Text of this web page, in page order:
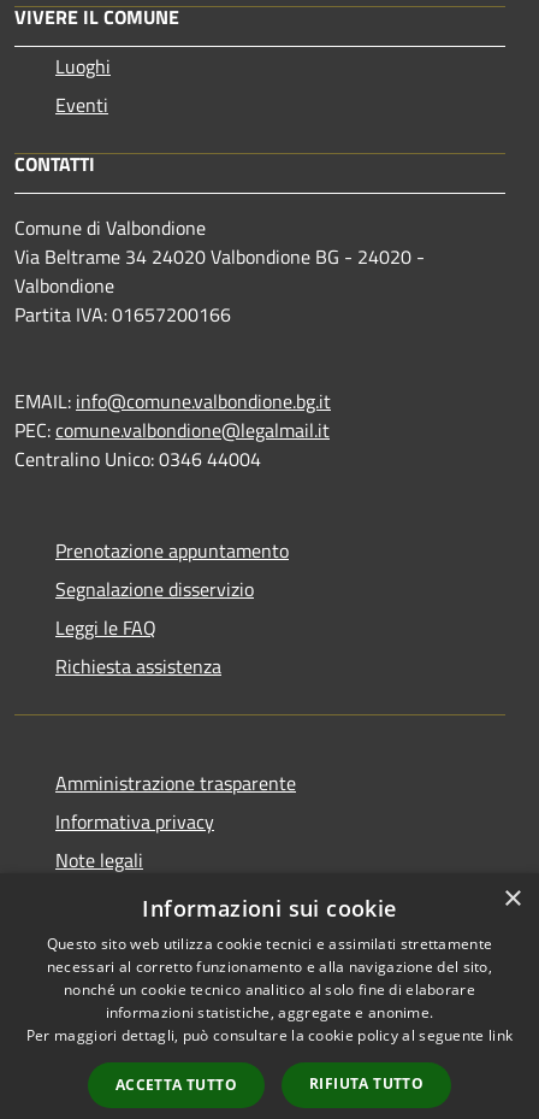
VIVERE IL COMUNE
Luoghi
Eventi
CONTATTI
Comune di Valbondione
Via Beltrame 34 24020 Valbondione BG - 24020 -
Valbondione
Partita IVA: 01657200166
EMAIL: info@comune.valbondione.bg.it
PEC:comune.valbondione@legalmail.it
Centralino Unico: 0346 44004
Prenotazione appuntamento
Segnalazione disservizio
Leggi le FAQ
Richiesta assistenza
Amministrazione trasparente
Informativa privacy
Note legali
Dichiarazione di accessibilità
Accessibilità
Copyright © 2026 • Comune di
Valbondione • Powered by
Municipium•
Accesso
redazione
×
Informazioni sui cookie
Questo sito web utilizza cookie tecnici e assimilati strettamente
necessari al corretto funzionamento e alla navigazione del sito,
nonché un cookie tecnico analitico al solo fine di elaborare
informazioni statistiche, aggregate e anonime.
Per maggiori dettagli, può consultare la cookie policy al seguente link
ACCETTA TUTTO RIFIUTA TUTTO